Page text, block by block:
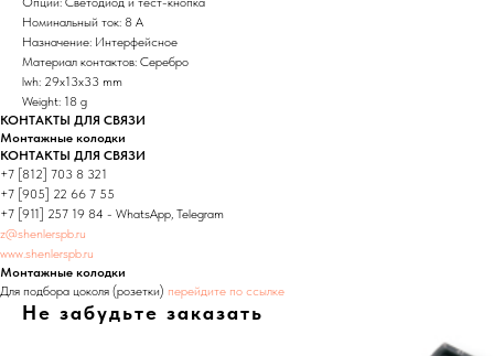
Номинальный ток: 8 А
Назначение: Интерфейсное
Материал контактов: Серебро
lwh: 29x13x33 mm
Weight: 18 g
КОНТАКТЫ ДЛЯ СВЯЗИ
Монтажные колодки
КОНТАКТЫ ДЛЯ СВЯЗИ
+7 [812] 703 8 321
+7 [905] 22 66 7 55
+7 [911] 257 19 84 - WhatsApp, Telegram
z@shenlerspb.ru
www.shenlerspb.ru
Монтажные колодки
Для подбора цоколя (розетки) перейдите по ссылке
Не забудьте заказать